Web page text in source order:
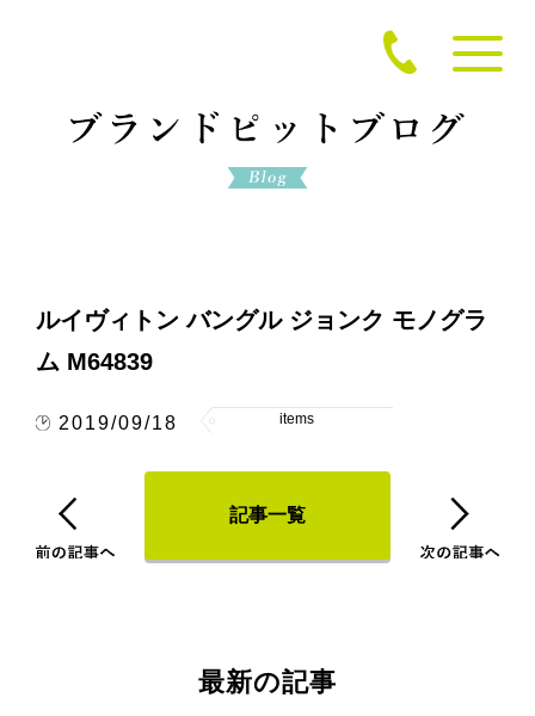
ルイヴィトン バングル ジョンク モノグラ
ム M64839
2019/09/18 items
記事一覧
最新の記事